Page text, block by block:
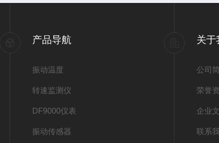
产品导航
振动温度
转速监测仪
DF9000仪表
振动传感器
关于
公司
荣誉
企业
联系